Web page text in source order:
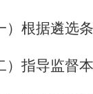
）根据遴选
）指导监督